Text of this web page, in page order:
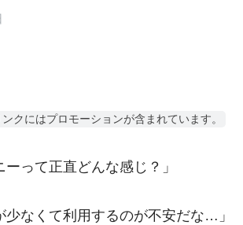
クにはプロモーションが含まれています。
ーって正直どんな感じ？」
少なくて利用するのが不安だな…」